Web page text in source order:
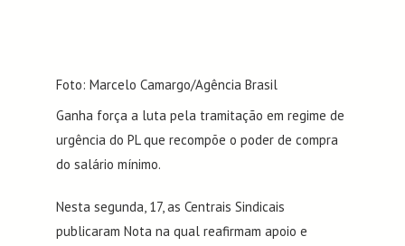
Foto: Marcelo Camargo/Agência Brasil
Ganha força a luta pela tramitação em regime de
urgência do PL que recompõe o poder de compra
do salário mínimo.
Nesta segunda, 17, as Centrais Sindicais
publicaram Nota na qual reafirmam apoio e